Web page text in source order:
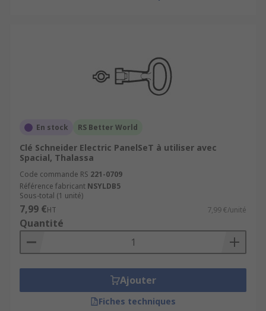
En stock RS Better World
Clé Schneider Electric PanelSeT à utiliser avec
Spacial, Thalassa
Code commande RS 221-0709
Référence fabricant NSYLDB5
Sous-total (1 unité)
7,99 €HT 7,99 €/unité
Quantité
Ajouter
Fiches techniques